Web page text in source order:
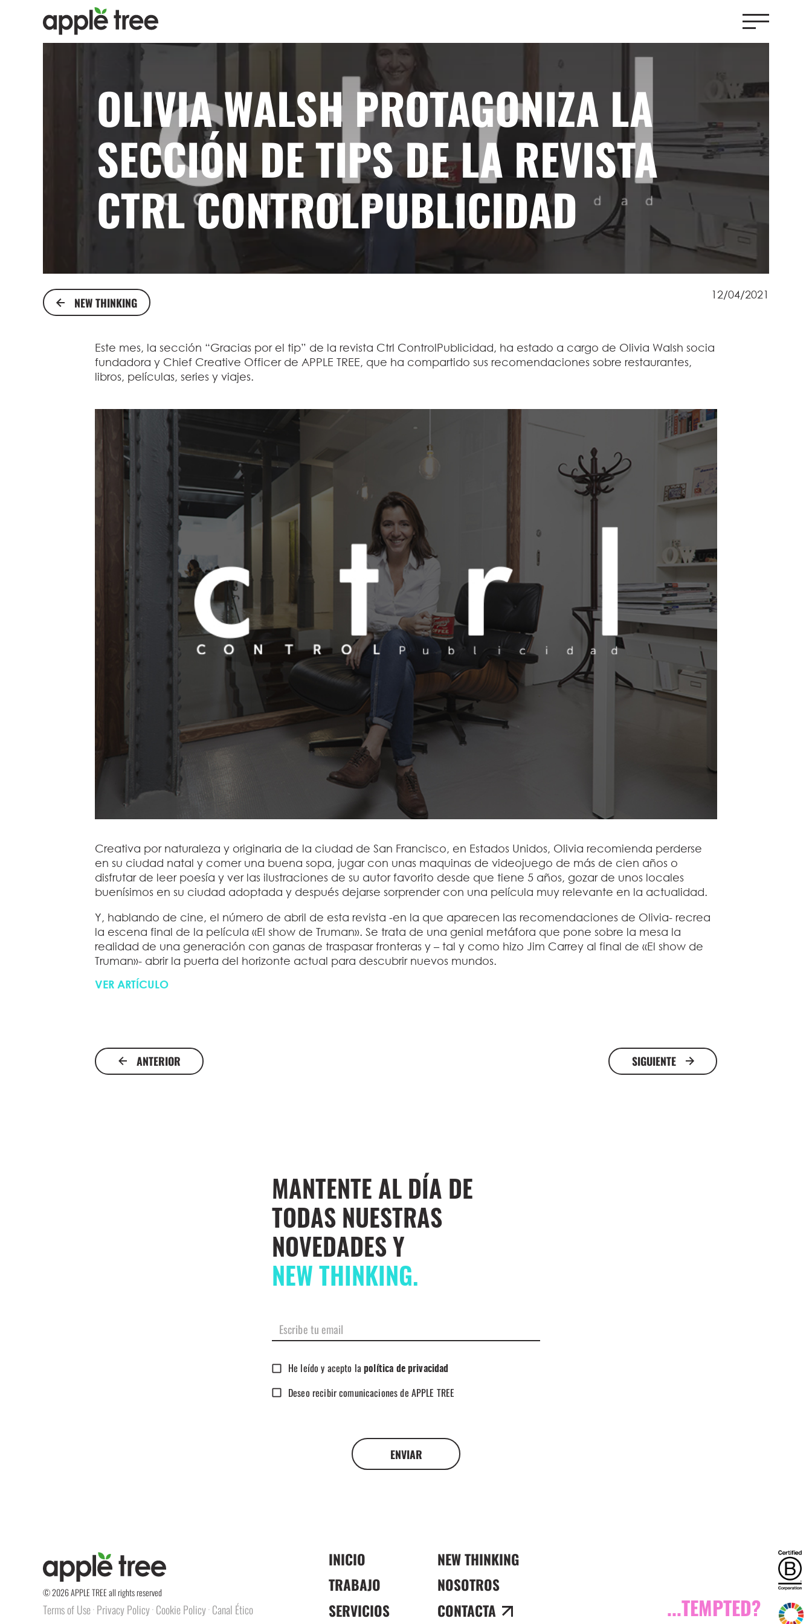
OLIVIA WALSH PROTAGONIZA LA
SECCIÓN DE TIPS DE LA REVISTA
CTRL CONTROLPUBLICIDAD
NEW THINKING
12/04/2021
Este mes, la sección “Gracias por el tip” de la revista Ctrl ControlPublicidad, ha estado a cargo de Olivia Walsh socia
fundadora y Chief Creative Officer de APPLE TREE, que ha compartido sus recomendaciones sobre restaurantes,
libros, películas, series y viajes.
Creativa por naturaleza y originaria de la ciudad de San Francisco, en Estados Unidos, Olivia recomienda perderse
en su ciudad natal y comer una buena sopa, jugar con unas maquinas de videojuego de más de cien años o
disfrutar de leer poesía y ver las ilustraciones de su autor favorito desde que tiene 5 años, gozar de unos locales
buenísimos en su ciudad adoptada y después dejarse sorprender con una película muy relevante en la actualidad.
Y, hablando de cine, el número de abril de esta revista -en la que aparecen las recomendaciones de Olivia- recrea
la escena final de la película «El show de Truman». Se trata de una genial metáfora que pone sobre la mesa la
realidad de una generación con ganas de traspasar fronteras y – tal y como hizo Jim Carrey al final de «El show de
Truman»- abrir la puerta del horizonte actual para descubrir nuevos mundos.
VER ARTÍCULO
ANTERIOR SIGUIENTE
MANTENTE AL DÍA DE
TODAS NUESTRAS
NOVEDADES Y
NEW THINKING.
He leído y acepto lapolítica de privacidad
Deseo recibir comunicaciones de APPLE TREE
ENVIAR
© 2026 APPLE TREE all rights reserved
Terms of Use · Privacy Policy · Cookie Policy · Canal Ético
INICIO
TRABAJO
SERVICIOS
NEW THINKING
NOSOTROS
CONTACTA
...TEMPTED?